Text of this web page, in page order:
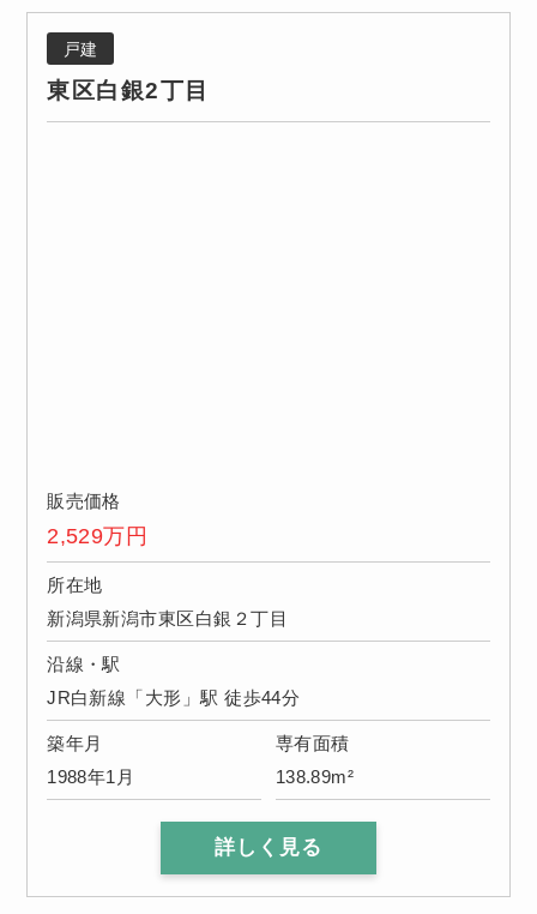
戸建
東区白銀2丁目
販売価格
2,529万円
所在地
新潟県新潟市東区白銀２丁目
沿線・駅
JR白新線「大形」駅 徒歩44分
築年月
1988年1月
専有面積
138.89m²
詳しく見る